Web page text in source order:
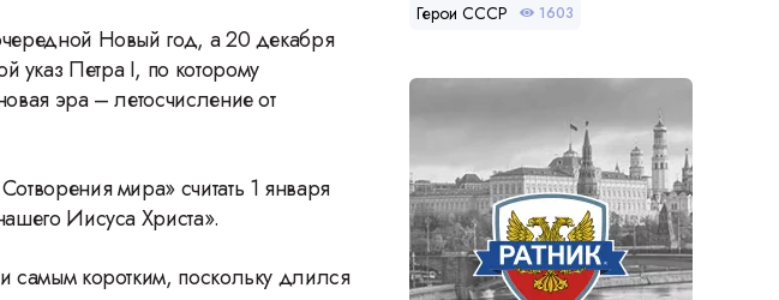
Новый год, а 20 декабря
указ Петра I, по которому
эра – летосчисление от
мира» считать 1 января
Иисуса Христа».
самым коротким, поскольку длился
Герои СССР 1603